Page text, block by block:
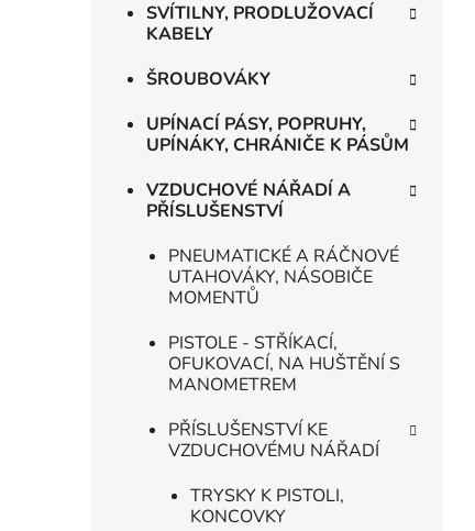
SVÍTILNY, PRODLUŽOVACÍ
KABELY
ŠROUBOVÁKY
UPÍNACÍ PÁSY, POPRUHY,
UPÍNÁKY, CHRÁNIČE K PÁSŮM
VZDUCHOVÉ NÁŘADÍ A
PŘÍSLUŠENSTVÍ
PNEUMATICKÉ A RÁČNOVÉ
UTAHOVÁKY, NÁSOBIČE
MOMENTŮ
PISTOLE - STŘÍKACÍ,
OFUKOVACÍ, NA HUŠTĚNÍ S
MANOMETREM
PŘÍSLUŠENSTVÍ KE
VZDUCHOVÉMU NÁŘADÍ
TRYSKY K PISTOLI,
KONCOVKY